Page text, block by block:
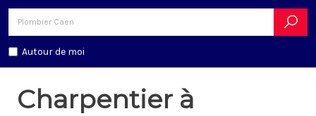
Autour de moi
Charpentier à